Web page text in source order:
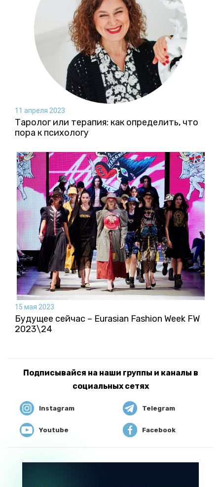
11 апреля 2023
Таролог или терапия: как определить, что
пора к психологу
15 мая 2023
Будущее сейчас – Eurasian Fashion Week FW
2023\24
Подписывайся на наши группы и каналы в
социальных сетях
Instagram Telegram
Youtube Facebook